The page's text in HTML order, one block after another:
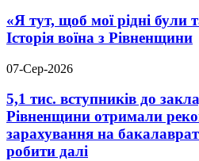
«Я тут, щоб мої рідні були
Історія воїна з Рівненщини
07-Сер-2026
5,1 тис. вступників до
Рівненщини отримали
зарахування на
робити далі